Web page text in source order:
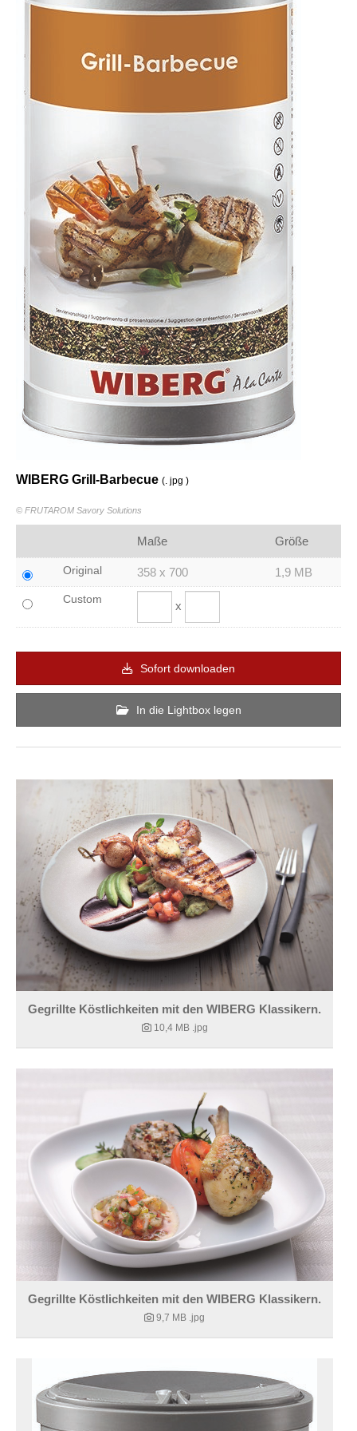
WIBERG Grill-Barbecue (. jpg )
© FRUTAROM Savory Solutions
Maße Größe
Original 358 x 700 1,9 MB
Custom x
Sofort downloaden
In die Lightbox legen
Gegrillte Köstlichkeiten mit den WIBERG Klassikern.
10,4 MB .jpg
Gegrillte Köstlichkeiten mit den WIBERG Klassikern.
9,7 MB .jpg